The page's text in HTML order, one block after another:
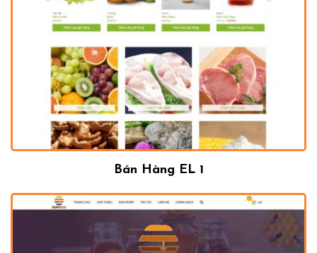
Bán Hàng EL 1